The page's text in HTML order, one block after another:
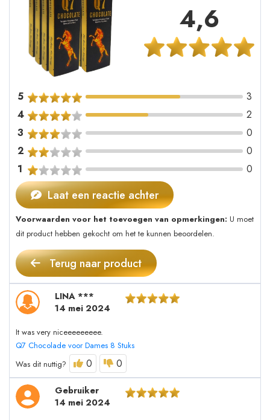
4,6
5
3
4
2
3
0
2
0
1
0
Laat een reactie achter
Voorwaarden voor het toevoegen van opmerkingen: U moet
dit product hebben gekocht om het te kunnen beoordelen.
Terug naar product
LINA ***
14 mei 2024
It was very niceeeeeeeee.
Q7 Chocolade voor Dames 8 Stuks
Was dit nuttig?
0 0
Gebruiker
14 mei 2024